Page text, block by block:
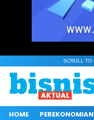
SCROLL TO
HOME PEREKONOMIAN